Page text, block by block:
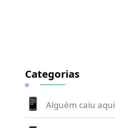
Categorias
Alguém caiu aqui